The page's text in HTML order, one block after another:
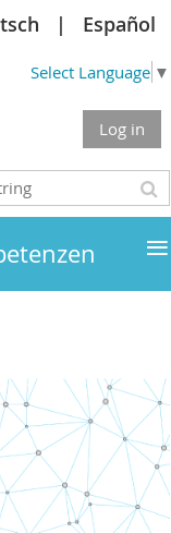
Español
Select Language ▼
Log in
≡